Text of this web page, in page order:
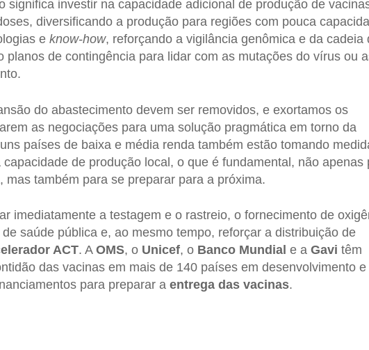
significa investir na capacidade adicional de produção de
diversificando a produção para regiões com pouca
e know-how, reforçando a vigilância genômica e da cadeia
planos de contingência para lidar com as mutações do vírus ou
do abastecimento devem ser removidos, e exortamos os
as negociações para uma solução pragmática em torno da
países de baixa e média renda também estão tomando
de produção local, o que é fundamental, não apenas
mas também para se preparar para a próxima.
imediatamente a testagem e o rastreio, o fornecimento de
saúde pública e, ao mesmo tempo, reforçar a distribuição de
ACT. A OMS, o Unicef, o Banco Mundial e a Gavi têm
das vacinas em mais de 140 países em desenvolvimento e
para preparar a entrega das vacinas.